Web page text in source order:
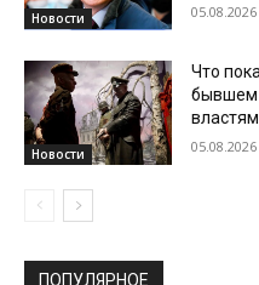
Новости 05.08.2026
Новости
Что
бывшем
05.08.2026
ПОПУЛЯРНОЕ